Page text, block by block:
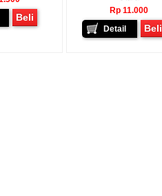
Beli
Rp 11.000
Detail
Beli
Pak Kirimannya Sudah Sampai,
Terimakasi Pak. 08770013xxxx...